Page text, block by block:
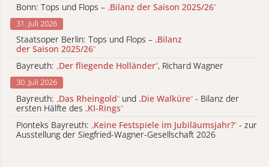
Bonn: Tops und Flops – „Bilanz der Saison 2025/26“
31. Juli 2026
Staatsoper Berlin: Tops und Flops – „Bilanz
der Saison 2025/26“
Bayreuth: „Der fliegende Holländer“, Richard Wagner
30. Juli 2026
Bayreuth: „Das Rheingold“ und „Die Walküre“ - Bilanz der
ersten Hälfte des „KI-Rings“
Pionteks Bayreuth: „Keine Festspiele im Jubiläumsjahr?“ - zur
Ausstellung der Siegfried-Wagner-Gesellschaft 2026